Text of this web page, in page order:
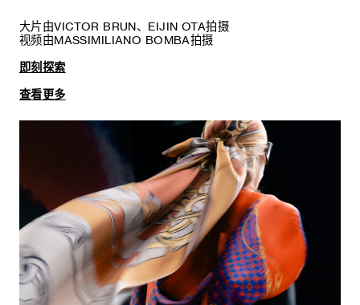
大片由VICTOR BRUN、EIJIN OTA拍摄
视频由MASSIMILIANO BOMBA拍摄
即刻探索
查看更多